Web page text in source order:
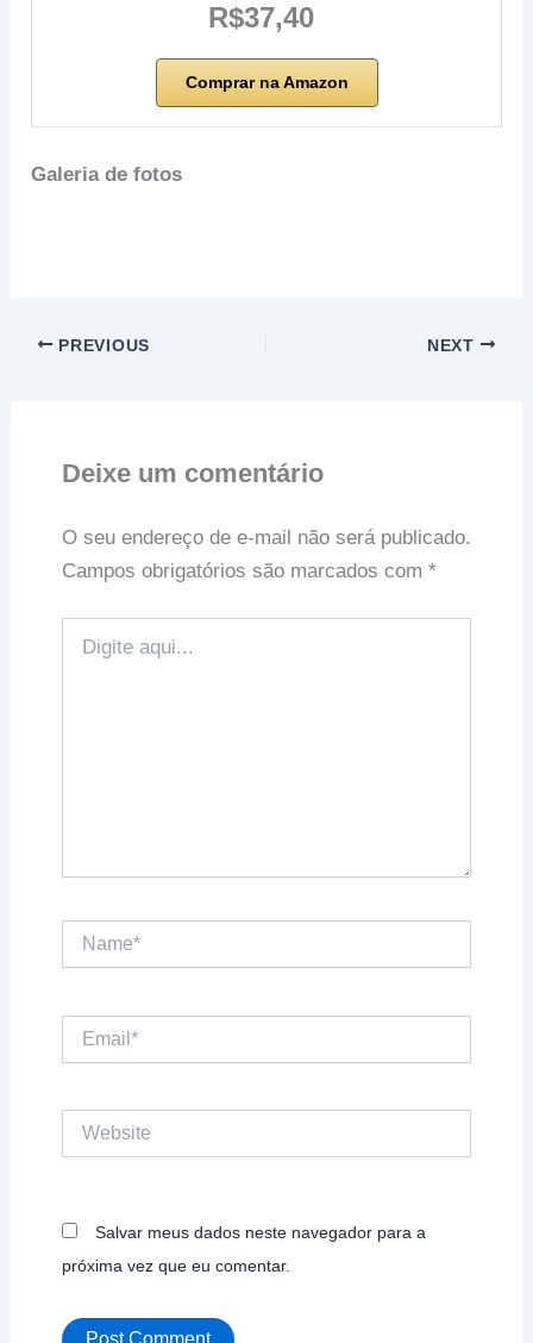
R$37,40
Comprar na Amazon
Galeria de fotos
PREVIOUS NEXT
Deixe um comentário
O seu endereço de e-mail não será publicado.
Campos obrigatórios são marcados com *
aqui...
Website
Salvar meus dados neste navegador para a
próxima vez que eu comentar.